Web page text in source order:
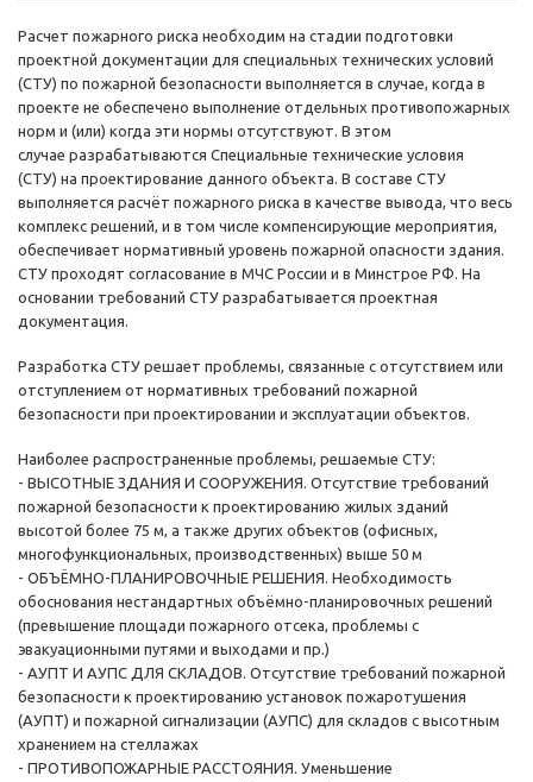
Расчет пожарного риска необходим на стадии подготовки
проектной документации для специальных технических условий
(СТУ) по пожарной безопасности выполняется в случае, когда в
проекте не обеспечено выполнение отдельных противопожарных
норм и (или) когда эти нормы отсутствуют. В этом
случае разрабатываются Специальные технические условия
(СТУ) на проектирование данного объекта. В составе СТУ
выполняется расчёт пожарного риска в качестве вывода, что весь
комплекс решений, и в том числе компенсирующие мероприятия,
обеспечивает нормативный уровень пожарной опасности здания.
СТУ проходят согласование в МЧС России и в Минстрое РФ. На
основании требований СТУ разрабатывается проектная
документация.
Разработка СТУ решает проблемы, связанные с отсутствием или
отступлением от нормативных требований пожарной
безопасности при проектировании и эксплуатации объектов.
Наиболее распространенные проблемы, решаемые СТУ:
- ВЫСОТНЫЕ ЗДАНИЯ И СООРУЖЕНИЯ. Отсутствие требований
пожарной безопасности к проектированию жилых зданий
высотой более 75 м, а также других объектов (офисных,
многофункциональных, производственных) выше 50 м
- ОБЪЁМНО-ПЛАНИРОВОЧНЫЕ РЕШЕНИЯ. Необходимость
обоснования нестандартных объёмно-планировочных решений
(превышение площади пожарного отсека, проблемы с
эвакуационными путями и выходами и пр.)
- АУПТ И АУПС ДЛЯ СКЛАДОВ. Отсутствие требований пожарной
безопасности к проектированию установок пожаротушения
(АУПТ) и пожарной сигнализации (АУПС) для складов с высотным
хранением на стеллажах
- ПРОТИВОПОЖАРНЫЕ РАССТОЯНИЯ. Уменьшение